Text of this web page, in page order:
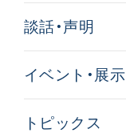
談話・声明
イベント・展示
トピックス